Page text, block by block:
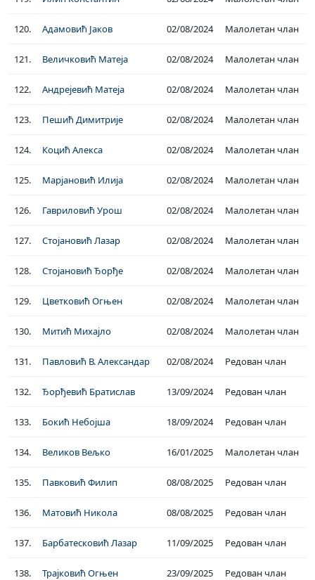
120. Адамовић Јаков 02/08/2024 Малолетан члан
121. Величковић Матеја 02/08/2024 Малолетан члан
122. Андрејевић Матеја 02/08/2024 Малолетан члан
123. Пешић Димитрије 02/08/2024 Малолетан члан
124. Коцић Алекса 02/08/2024 Малолетан члан
125. Марјановић Илија 02/08/2024 Малолетан члан
126. Гавриловић Урош 02/08/2024 Малолетан члан
127. Стојановић Лазар 02/08/2024 Малолетан члан
128. Стојановић Ђорђе 02/08/2024 Малолетан члан
129. Цветковић Огњен 02/08/2024 Малолетан члан
130. Митић Михајло 02/08/2024 Малолетан члан
131. Павловић В. Александар 02/08/2024 Редован члан
132. Ђорђевић Братислав 13/09/2024 Редован члан
133. Бокић Небојша 18/09/2024 Редован члан
134. Великов Вељко 16/01/2025 Малолетан члан
135. Павковић Филип 08/08/2025 Редован члан
136. Матовић Никола 08/08/2025 Редован члан
137. Барбатесковић Лазар 11/09/2025 Редован члан
138. Трајковић Огњен 23/09/2025 Редован члан